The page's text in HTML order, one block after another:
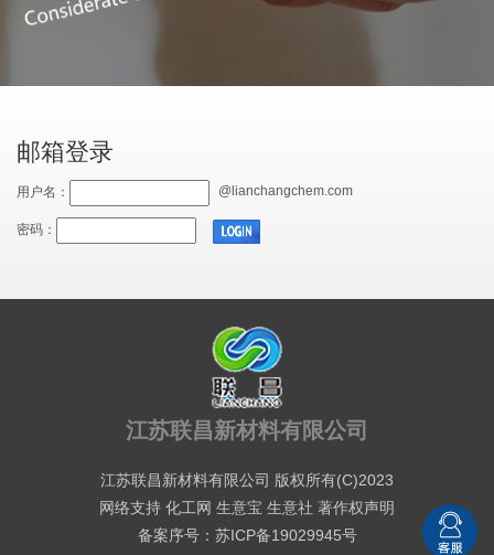
邮箱登录
用户名： @lianchangchem.com
密码：
江苏联昌新材料有限公司
江苏联昌新材料有限公司 版权所有(C)2023
网络支持 化工网 生意宝 生意社 著作权声明
备案序号：苏ICP备19029945号